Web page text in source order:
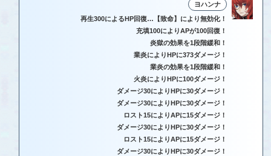
ヨハンナ
再生300によるHP回復…【致命】により無効化！
充填100によりAPが100回復！
炎獄の効果を1段階緩和！
業炎によりHPに373ダメージ！
業炎の効果を1段階緩和！
火炎によりHPに100ダメージ！
ダメージ30によりHPに30ダメージ！
ダメージ30によりHPに30ダメージ！
ロスト15によりAPに15ダメージ！
ダメージ30によりHPに30ダメージ！
ロスト15によりAPに15ダメージ！
ダメージ30によりHPに30ダメージ！